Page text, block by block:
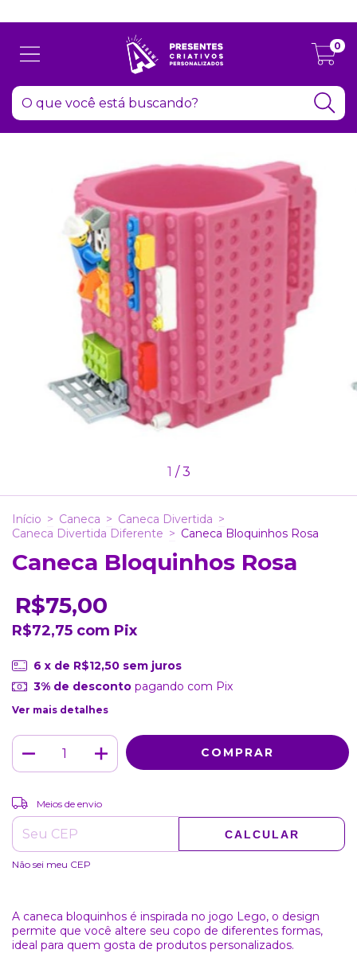
0
1 /3
Início > Caneca > Caneca Divertida >
Caneca Divertida Diferente > Caneca Bloquinhos Rosa
Caneca Bloquinhos Rosa
R$75,00
R$72,75 com Pix
6 x de R$12,50 sem juros
3% de descontopagando com Pix
Ver mais detalhes
Entregas para o CEP:
Meios de envio
CALCULAR
Não sei meu CEP
A caneca bloquinhos é inspirada no jogo Lego, o design
permite que você altere seu copo de diferentes formas,
ideal para quem gosta de produtos personalizados.